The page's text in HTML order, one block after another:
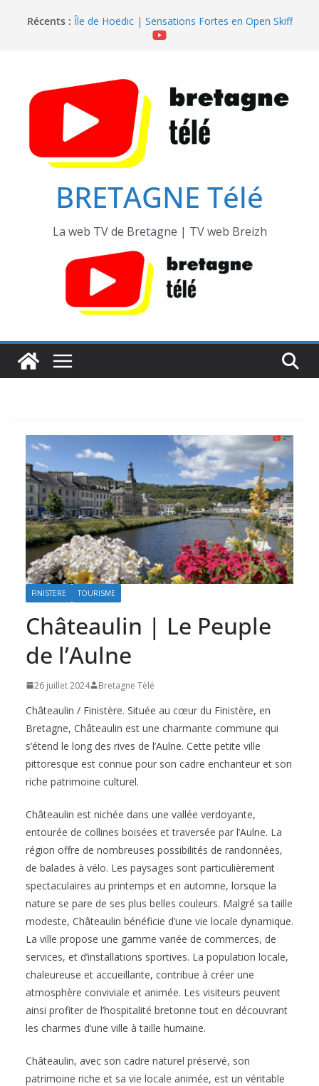
Récents : Île de Hoëdic | Sensations Fortes en Open Skiff
Île de Hoëdic | Dimanche le Jour du Zodiac
Île de Hoëdic | Le Sémaphore ouvert au Public
BRETAGNE Télé
La web TV de Bretagne | TV web Breizh
FINISTERE TOURISME
Châteaulin | Le Peuple
de l’Aulne
26 juillet 2024 Bretagne Télé
Châteaulin / Finistère. Située au cœur du Finistère, en
Bretagne, Châteaulin est une charmante commune qui
s’étend le long des rives de l’Aulne. Cette petite ville
pittoresque est connue pour son cadre enchanteur et son
riche patrimoine culturel.
Châteaulin est nichée dans une vallée verdoyante,
entourée de collines boisées et traversée par l’Aulne. La
région offre de nombreuses possibilités de randonnées,
de balades à vélo. Les paysages sont particulièrement
spectaculaires au printemps et en automne, lorsque la
nature se pare de ses plus belles couleurs. Malgré sa taille
modeste, Châteaulin bénéficie d’une vie locale dynamique.
La ville propose une gamme variée de commerces, de
services, et d’installations sportives. La population locale,
chaleureuse et accueillante, contribue à créer une
atmosphère conviviale et animée. Les visiteurs peuvent
ainsi profiter de l’hospitalité bretonne tout en découvrant
les charmes d’une ville à taille humaine.
Châteaulin, avec son cadre naturel préservé, son
patrimoine riche et sa vie locale animée, est un véritable